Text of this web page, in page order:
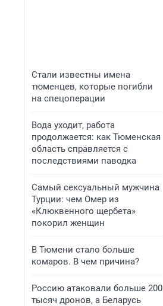
Стали известны имена
тюменцев, которые погибли
на спецоперации
Вода уходит, работа
продолжается: как Тюменская
область справляется с
последствиями паводка
Самый сексуальный мужчина
Турции: чем Омер из
«Клюквенного щербета»
покорил женщин
В Тюмени стало больше
комаров. В чем причина?
Россию атаковали больше 200
тысяч дронов, а Беларусь